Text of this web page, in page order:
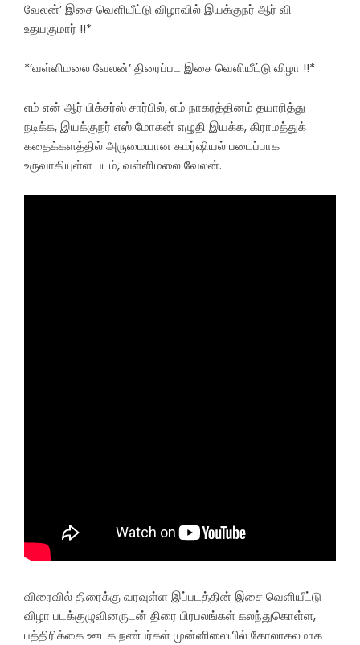
வேலன்’ இசை வெளியீட்டு விழாவில் இயக்குநர் ஆர் வி
உதயகுமார் !!*
*’வள்ளிமலை வேலன்’ திரைப்பட இசை வெளியீட்டு விழா !!*
எம் என் ஆர் பிக்சர்ஸ் சார்பில், எம் நாகரத்தினம் தயாரித்து
நடிக்க, இயக்குநர் எஸ் மோகன் எழுதி இயக்க, கிராமத்துக்
கதைக்களத்தில் அருமையான கமர்ஷியல் படைப்பாக
உருவாகியுள்ள படம், வள்ளிமலை வேலன்.
விரைவில் திரைக்கு வரவுள்ள இப்படத்தின் இசை வெளியீட்டு
விழா படக்குழுவினருடன் திரை பிரபலங்கள் கலந்துகொள்ள,
பத்திரிக்கை ஊடக நண்பர்கள் முன்னிலையில் கோலாகலமாக